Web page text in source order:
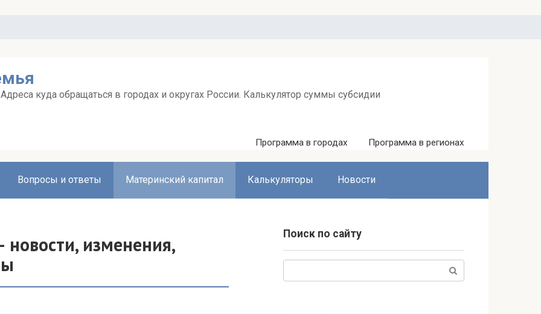
куда обращаться в городах и округах России. Калькулятор суммы субсидии
Программа в городах Программа в регионах
Вопросы и ответы Материнский капитал Калькуляторы Новости
изменения,
Поиск по сайту